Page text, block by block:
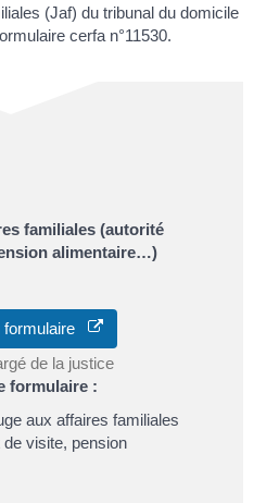
(Jaf) du tribunal du domicile
cerfa n°11530.
familiales (autorité
alimentaire…)
formulaire
de la justice
formulaire :
aux affaires familiales
de visite, pension